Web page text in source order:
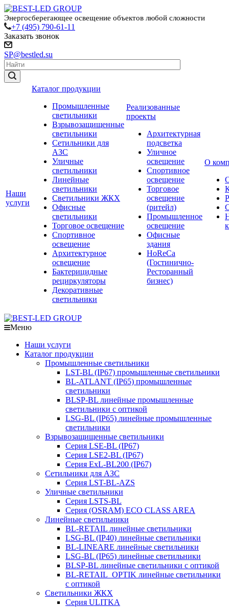
Энергосберегающее освещение объектов любой сложности
+7 (495) 790-61-11
Заказать звонок
SP@bestled.su
Наши
услуги
Каталог продукции
Промышленные
светильники
Взрывозащищенные
светильники
Сетильники для
АЗС
Уличные
светильники
Линейные
светильники
Светильники ЖКХ
Офисные
светильники
Торговое освещение
Спортивное
освещение
Архитектурное
освещение
Бактерицидные
рециркуляторы
Декоративные
светильники
Реализованные
проекты
Архитектурная
подсветка
Уличное
освещение
Спортивное
освещение
Торговое
освещение
(ритейл)
Промышленное
освещение
Офисные
здания
HoReCa
(Гостинично-
Ресторанный
бизнес)
О
Меню
Наши услуги
Каталог продукции
Промышленные светильники
LST-BL (IP67) промышленные светильники
BL-ATLANT (IP65) промышленные
светильники
BLSP-BL линейные промышленные
светильники с оптикой
LSG-BL (IP65) линейные промышленные
светильники
Взрывозащищенные светильники
Серия LSE-BL (IP67)
Серия LSE2-BL (IP67)
Серия ExL-BL200 (IP67)
Сетильники для АЗС
Серия LST-BL-AZS
Уличные светильники
Серия LSTS-BL
Серия (ОSRAM) ECO CLASS AREA
Линейные светильники
BL-RETAIL линейные светильники
LSG-BL (IP40) линейные светильники
BL-LINEARE линейные светильники
LSG-BL (IP65) линейные светильники
BLSP-BL линейные светильники с оптикой
BL-RETAIL_OPTIK линейные светильники
с оптикой
Светильники ЖКХ
Серия ULITKA